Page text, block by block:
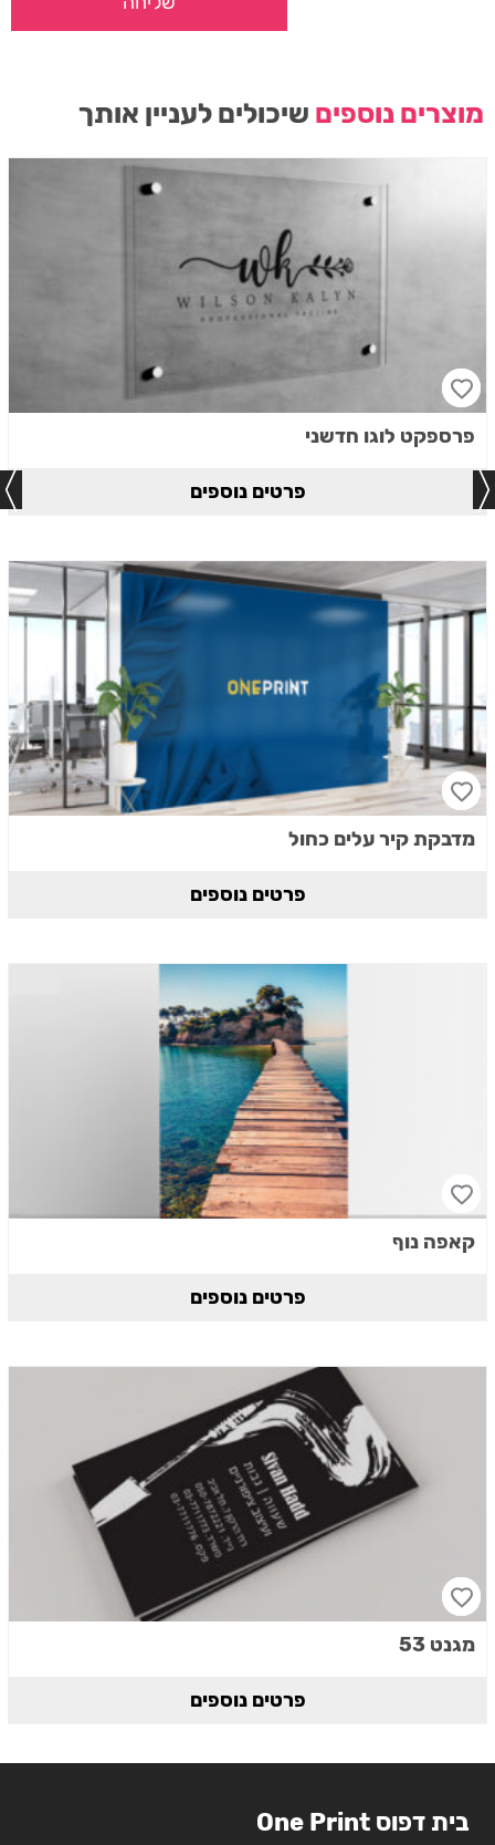
מוצרים נוספים שיכולים לעניין אותך
פרספקט לוגו חדשני
פרטים נוספים
מדבקת קיר עלים כחול
פרטים נוספים
קאפה נוף
פרטים נוספים
מגנט 53
פרטים נוספים
בית דפוס One Print